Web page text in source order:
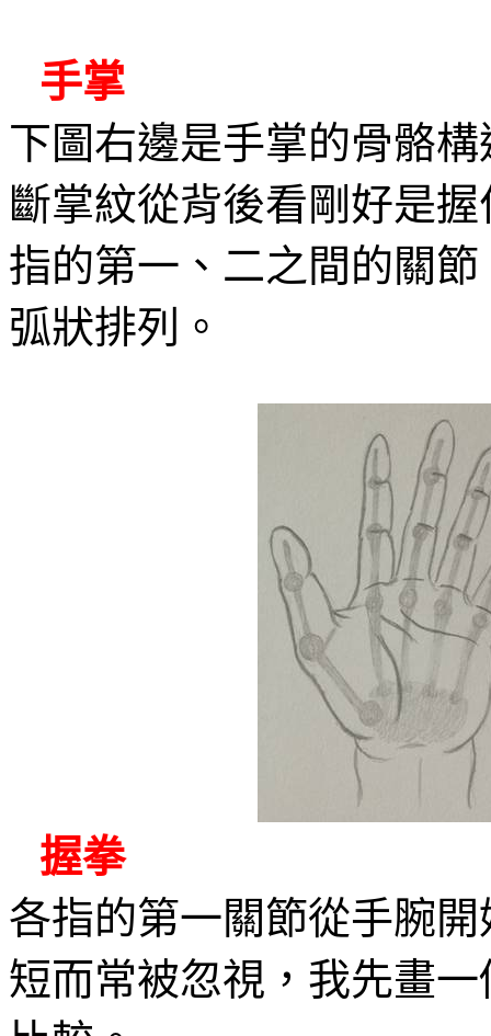
手掌
下圖右邊是手掌的骨骼
斷掌紋從背後看剛好是
指的第一、二之間的關
弧狀排列。
握拳
各指的第一關節從手腕
短而常被忽視，我先畫